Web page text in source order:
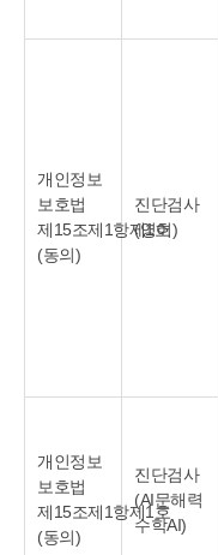
개인정보
보호법
제15조제1항제1호
(동의)
진단검사
(영어)
개인정보
보호법
제15조제1항제1호
(동의)
진단검사
(AI문해력
수학AI)